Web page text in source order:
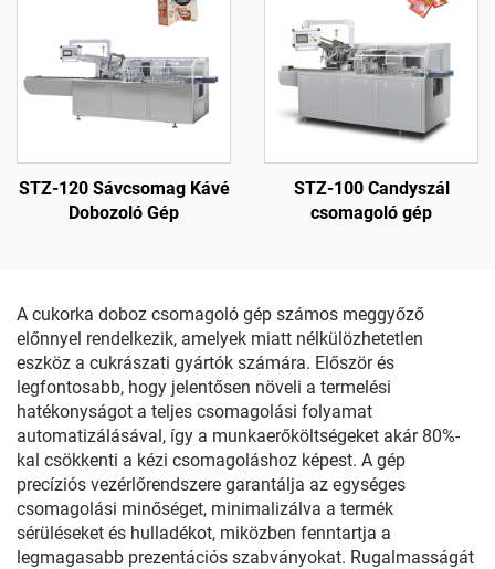
STZ-120 Sávcsomag Kávé
Dobozoló Gép
STZ-100 Candyszál
csomagoló gép
A cukorka doboz csomagoló gép számos meggyőző
előnnyel rendelkezik, amelyek miatt nélkülözhetetlen
eszköz a cukrászati gyártók számára. Először és
legfontosabb, hogy jelentősen növeli a termelési
hatékonyságot a teljes csomagolási folyamat
automatizálásával, így a munkaerőköltségeket akár 80%-
kal csökkenti a kézi csomagoláshoz képest. A gép
precíziós vezérlőrendszere garantálja az egységes
csomagolási minőséget, minimalizálva a termék
sérüléseket és hulladékot, miközben fenntartja a
legmagasabb prezentációs szabványokat. Rugalmasságát